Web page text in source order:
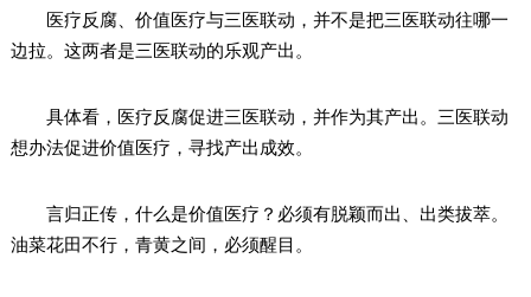
医疗反腐、价值医疗与三医联动，并不是把三医联动往哪一
边拉。这两者是三医联动的乐观产出。
具体看，医疗反腐促进三医联动，并作为其产出。三医联动
想办法促进价值医疗，寻找产出成效。
言归正传，什么是价值医疗？必须有脱颖而出、出类拔萃。
油菜花田不行，青黄之间，必须醒目。